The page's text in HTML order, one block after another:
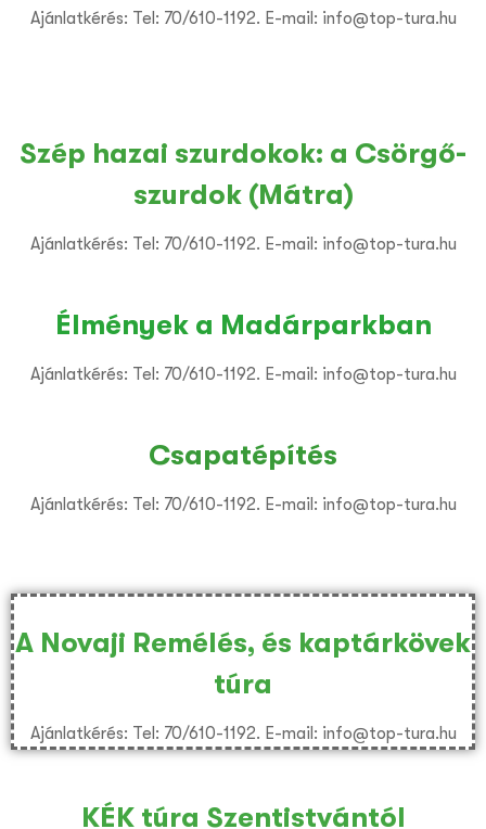
Ajánlatkérés: Tel: 70/610-1192. E-mail: info@top-tura.hu
Szép hazai szurdokok: a Csörgő-
szurdok (Mátra)
Ajánlatkérés: Tel: 70/610-1192. E-mail: info@top-tura.hu
Élmények a Madárparkban
Ajánlatkérés: Tel: 70/610-1192. E-mail: info@top-tura.hu
Csapatépítés
Ajánlatkérés: Tel: 70/610-1192. E-mail: info@top-tura.hu
A Novaji Remélés, és kaptárkövek
túra
Ajánlatkérés: Tel: 70/610-1192. E-mail: info@top-tura.hu
KÉK túra Szentistvántól